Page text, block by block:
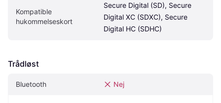
Kompatible
hukommelseskort
Secure Digital (SD), Secure
Digital XC (SDXC), Secure
Digital HC (SDHC)
Trådløst
Bluetooth Nej